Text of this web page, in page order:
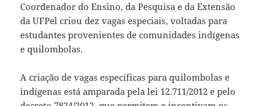
Coordenador do Ensino, da Pesquisa e da Extensão
da UFPel criou dez vagas especiais, voltadas para
estudantes provenientes de comunidades indígenas
e quilombolas.
A criação de vagas específicas para quilombolas e
indígenas está amparada pela lei 12.711/2012 e pelo